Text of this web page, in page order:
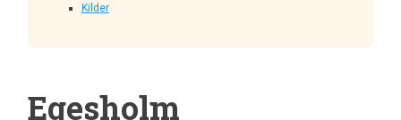
Kilder
Egesholm